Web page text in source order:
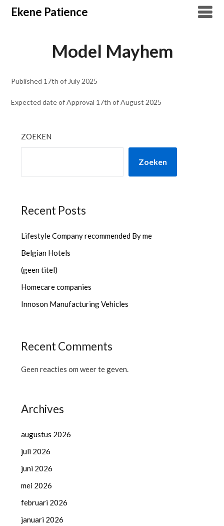
Overslaan
naar
Ekene Patience
Model Mayhem
Published 17th of July 2025
Expected date of Approval 17th of August 2025
ZOEKEN
Zoeken
Recent Posts
Lifestyle Company recommended By me
Belgian Hotels
(geen titel)
Homecare companies
Innoson Manufacturing Vehicles
Recent Comments
Geen reacties om weer te geven.
Archives
augustus 2026
juli 2026
juni 2026
mei 2026
februari 2026
januari 2026